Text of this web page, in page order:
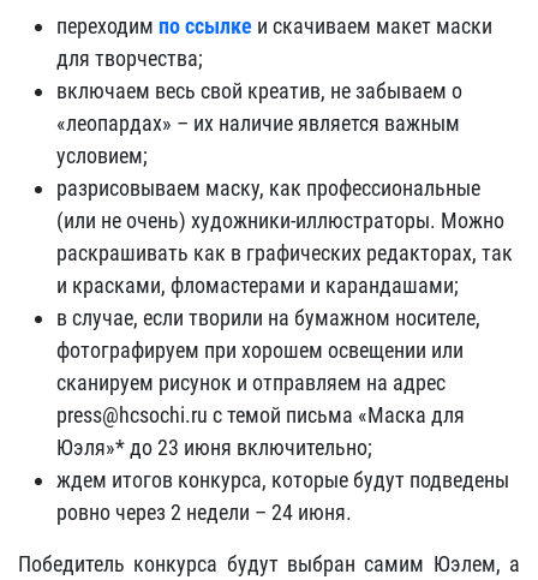
переходим по ссылке и скачиваем макет маски
для творчества;
включаем весь свой креатив, не забываем о
«леопардах» – их наличие является важным
условием;
разрисовываем маску, как профессиональные
(или не очень) художники-иллюстраторы. Можно
раскрашивать как в графических редакторах, так
и красками, фломастерами и карандашами;
в случае, если творили на бумажном носителе,
фотографируем при хорошем освещении или
сканируем рисунок и отправляем на адрес
press@hcsochi.ru с темой письма «Маска для
Юэля»* до 23 июня включительно;
ждем итогов конкурса, которые будут подведены
ровно через 2 недели – 24 июня.
Победитель конкурса будут выбран самим Юэлем, а